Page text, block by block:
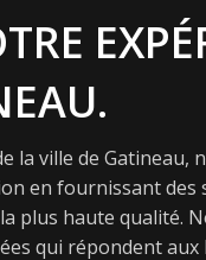
la ville de Gatineau,
en fournissant des
plus haute qualité.
qui répondent aux